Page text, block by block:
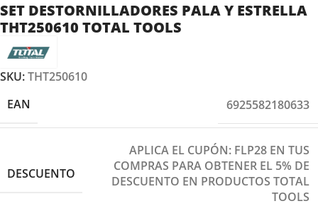
SET DESTORNILLADORES PALA Y ESTRELLA
THT250610 TOTAL TOOLS
SKU:THT250610
EAN
6925582180633
DESCUENTO
APLICA EL CUPÓN: FLP28 EN TUS
COMPRAS PARA OBTENER EL 5% DE
DESCUENTO EN PRODUCTOS TOTAL
TOOLS